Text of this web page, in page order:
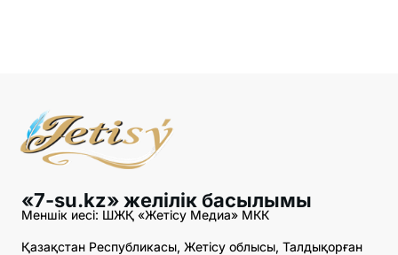
«7-su.kz» желілік басылымы
Меншік иесі: ШЖҚ «Жетісу Медиа» МКК
Қазақстан Республикасы, Жетісу облысы, Талдықорған